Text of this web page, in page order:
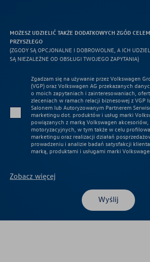
MOŻESZ UDZIELIĆ TAKŻE DODATKOWYCH ZGÓD
PRZYSZŁEGO
(ZGODY SĄ OPCJONALNE I DOBROWOLNE, A ICH
SĄ NIEZALEŻNE OD OBSŁUGI TWOJEGO ZAPYTANIA)
Zgadzam się na używanie przez Volkswagen
(VGP) oraz Volkswagen AG przekazanych
o moich zapytaniach i zainteresowaniach,
zleceniach w ramach relacji biznesowej z VGP
Salonem lub Autoryzowanym Partnerem
marketingu dot. produktów i usług marki
powiązanych z marką Volkswagen
motoryzacyjnych, w tym także w celu
marketingu oraz realizacji działań
prowadzeniu i analizie badań satysfakcji
marką, produktami i usługami marki
Zobacz więcej
Wyślij